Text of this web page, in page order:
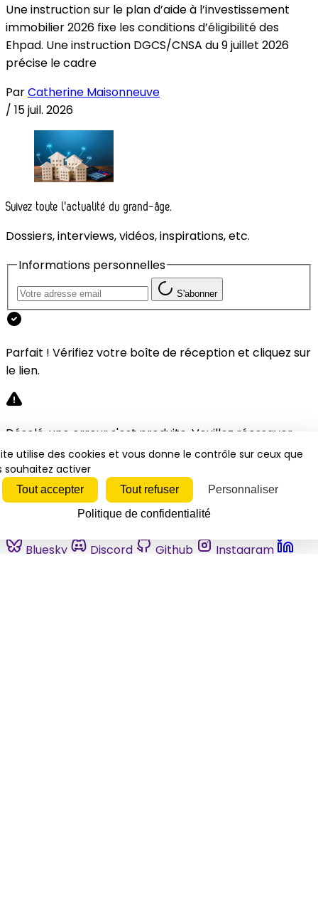
Une instruction sur le plan d’aide à l’investissement
immobilier 2026 fixe les conditions d’éligibilité des
Ehpad. Une instruction DGCS/CNSA du 9 juillet 2026
précise le cadre
ParCatherine Maisonneuve
/ 15 juil. 2026
Suivez toute l'actualité du grand-âge.
Dossiers, interviews, vidéos, inspirations, etc.
Informations personnelles
S'abonner
Parfait ! Vérifiez votre boîte de réception et cliquez sur
le lien.
Désolé, une erreur s'est produite. Veuillez réessayer.
Fermer
Bluesky Discord Github
Instagram
utilise des cookies et vous donne le contrôle sur ceux que
souhaitez activer
Tout accepter Tout refuser
Personnaliser
Politique de confidentialité